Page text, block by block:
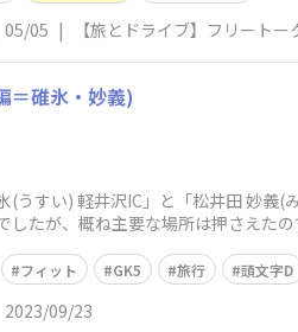
05/05 | 【旅とドライブ】フリートー
＝碓氷・妙義)
(うすい) 軽井沢IC」と「松井田 妙義
したが、概ね主要な場所は押さえた
フィット GK5 旅行 頭文字D
2023/09/23